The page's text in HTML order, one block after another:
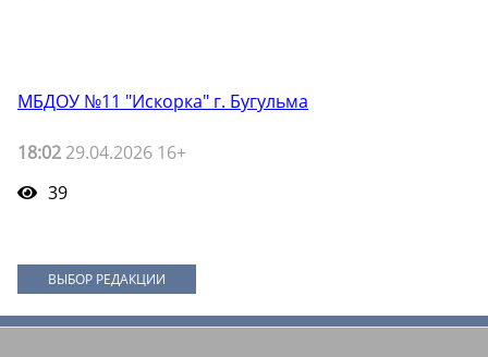
МБДОУ №11 "Искорка" г. Бугульма
18:02 29.04.2026 16+
39
ВЫБОР РЕДАКЦИИ